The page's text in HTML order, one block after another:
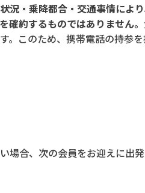
況・乗降都合・交通事情によ
確約するものではありません。
このため、携帯電話の持参を
合、次の会員をお迎えに出発